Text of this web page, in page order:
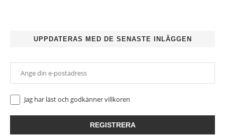
UPPDATERAS MED DE SENASTE INLÄGGEN
Jag har läst och godkännervillkoren